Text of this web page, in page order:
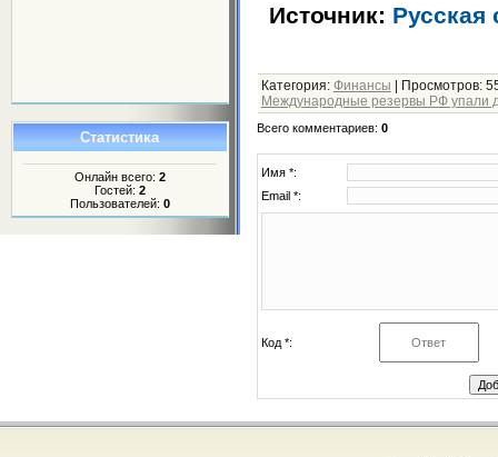
Статистика
Онлайн всего: 2
Гостей: 2
Пользователей: 0
Источник: Русская
Категория: Финансы Просмотров:
Международные резервы РФ упали
Всего комментариев: 0
Имя *:
Email *:
Код *: